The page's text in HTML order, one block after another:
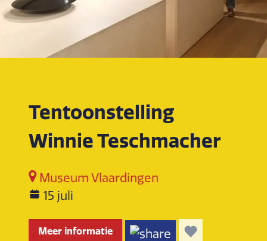
Tentoonstelling
Winnie Teschmacher
Museum Vlaardingen
15 juli
Meer informatie